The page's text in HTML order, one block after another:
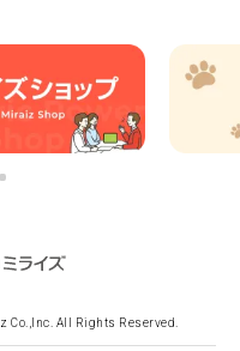
All Rights Reserved.